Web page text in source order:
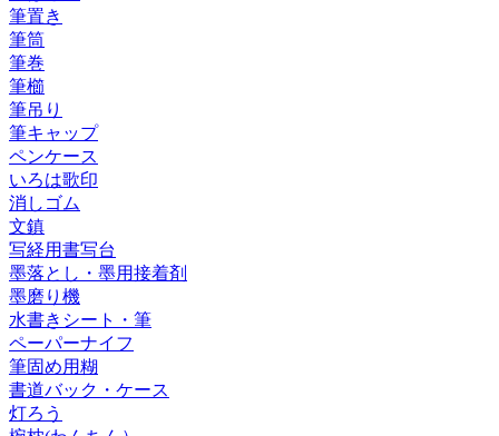
筆置き
筆筒
筆巻
筆櫛
筆吊り
筆キャップ
ペンケース
いろは歌印
消しゴム
文鎮
写経用書写台
墨落とし・墨用接着剤
墨磨り機
水書きシート・筆
ペーパーナイフ
筆固め用糊
書道バック・ケース
灯ろう